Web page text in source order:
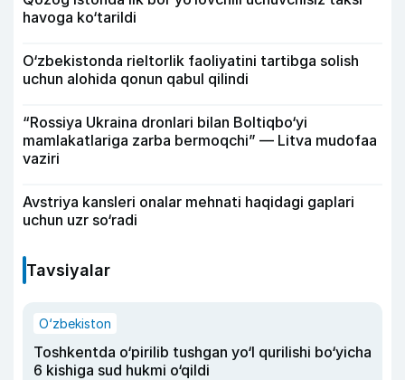
havoga ko‘tarildi
O‘zbekistonda rieltorlik faoliyatini tartibga solish
uchun alohida qonun qabul qilindi
“Rossiya Ukraina dronlari bilan Boltiqbo‘yi
mamlakatlariga zarba bermoqchi” — Litva mudofaa
vaziri
Avstriya kansleri onalar mehnati haqidagi gaplari
uchun uzr so‘radi
Tavsiyalar
O‘zbekiston
Toshkentda o‘pirilib tushgan yo‘l qurilishi bo‘yicha
6 kishiga sud hukmi o‘qildi